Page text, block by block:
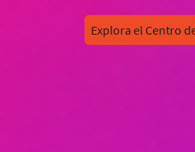
Explora el Centro